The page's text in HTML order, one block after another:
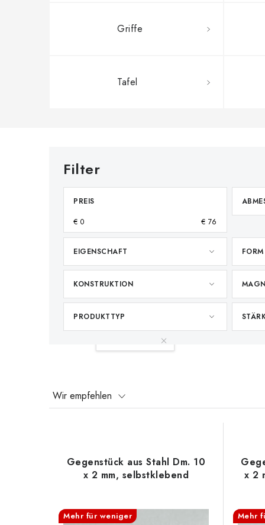
Griffe
Tafel
PREIS
€ 0 € 76
EIGENSCHAFT FORM
KONSTRUKTION
PRODUKTTYP
P
k
Wir empfehlen
Gegenstück aus Stahl Dm. 10
x 2 mm, selbstklebend
Mehr für weniger
x 2
Mehr